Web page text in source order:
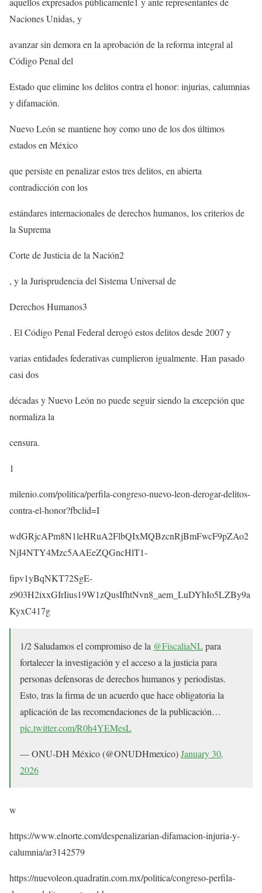
Naciones Unidas, y
avanzar sin demora en la aprobación de la reforma integral al
Código Penal del
Estado que elimine los delitos contra el honor: injurias, calumnias
y difamación.
Nuevo León se mantiene hoy como uno de los dos últimos
estados en México
que persiste en penalizar estos tres delitos, en abierta
contradicción con los
estándares internacionales de derechos humanos, los criterios de
la Suprema
Corte de Justicia de la Nación2
, y la Jurisprudencia del Sistema Universal de
Derechos Humanos3
. El Código Penal Federal derogó estos delitos desde 2007 y
varias entidades federativas cumplieron igualmente. Han pasado
casi dos
décadas y Nuevo León no puede seguir siendo la excepción que
normaliza la
censura.
1
milenio.com/politica/perfila-congreso-nuevo-leon-derogar-delitos-
contra-el-honor?fbclid=I
wdGRjcAPm8N1leHRuA2FlbQIxMQBzcnRjBmFwcF9pZAo2
NjI4NTY4Mzc5AAEeZQGncHlT1-
fipv1yBqNKT72SgE-
z903H2ixxGIrIius19W1zQusIfhtNvn8_aem_LuDYhIo5LZBy9a
KyxC417g
1/2 Saludamos el compromiso de la @FiscaliaNLpara
fortalecer la investigación y el acceso a la justicia para
personas defensoras de derechos humanos y periodistas.
Esto, tras la firma de un acuerdo que hace obligatoria la
aplicación de las recomendaciones de la publicación…
pic.twitter.com/R0h4YEMesL
— ONU-DH México (@ONUDHmexico)January 30,
2026
w
https://www.elnorte.com/despenalizarian-difamacion-injuria-y-
calumnia/ar3142579
https://nuevoleon.quadratin.com.mx/politica/congreso-perfila-